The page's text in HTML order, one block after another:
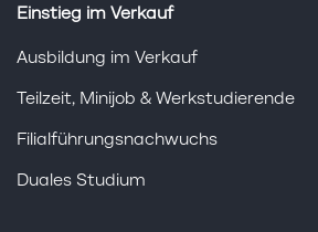
Einstieg im Verkauf
Ausbildung im Verkauf
Teilzeit, Minijob & Werkstudierende
Filialführungsnachwuchs
Duales Studium